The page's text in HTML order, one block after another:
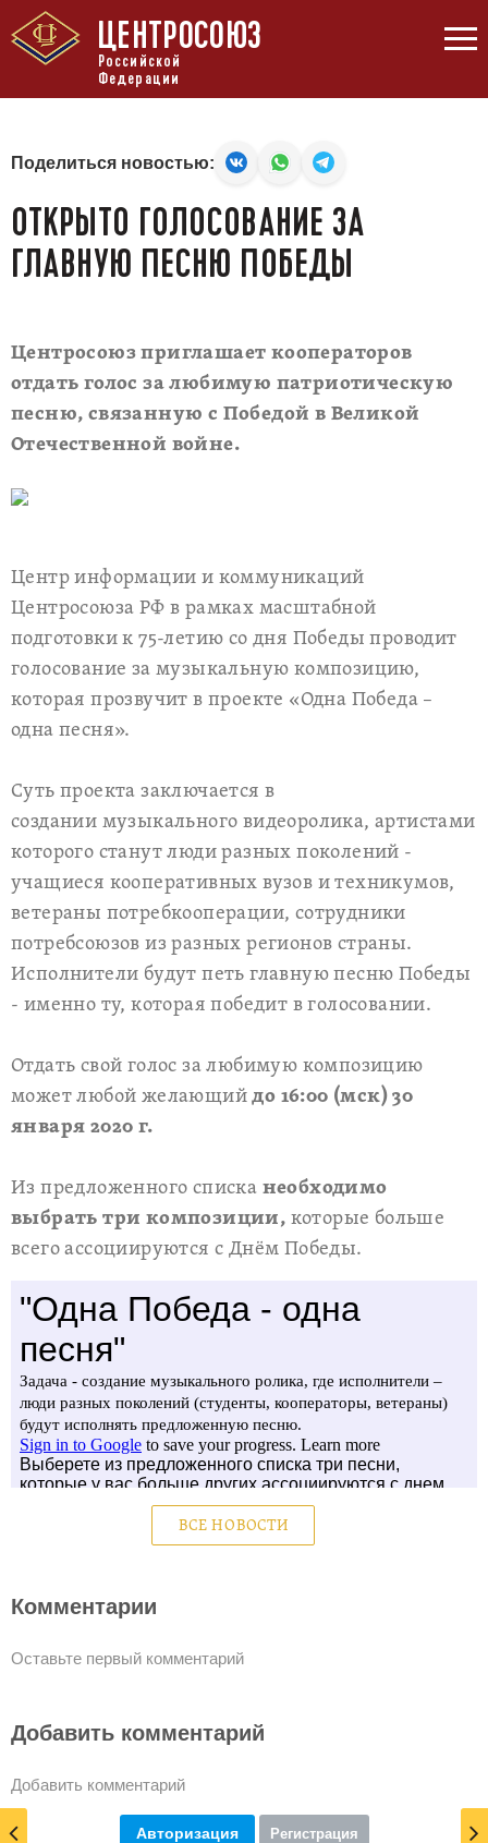
ЦЕНТРОСОЮЗ
Российской
Федерации
Поделиться новостью:
ОТКРЫТО ГОЛОСОВАНИЕ ЗА
ГЛАВНУЮ ПЕСНЮ ПОБЕДЫ
Центросоюз приглашает кооператоров
отдать голос за любимую патриотическую
песню, связанную с Победой в Великой
Отечественной войне.
Центр информации и коммуникаций
Центросоюза РФ в рамках масштабной
подготовки к 75-летию со дня Победы проводит
голосование за музыкальную композицию,
которая прозвучит в проекте «Одна Победа –
одна песня».
Суть проекта заключается в
создании музыкального видеоролика, артистами
которого станут люди разных поколений -
учащиеся кооперативных вузов и техникумов,
ветераны потребкооперации, сотрудники
потребсоюзов из разных регионов страны.
Исполнители будут петь главную песню Победы
- именно ту, которая победит в голосовании.
Отдать свой голос за любимую композицию
может любой желающийдо 16:00 (мск) 30
января 2020 г.
Из предложенного списка необходимо
выбрать три композиции, которые больше
всего ассоциируются с Днём Победы.
ВСЕ НОВОСТИ
Комментарии
Оставьте первый комментарий
Добавить комментарий
Добавить комментарий
Авторизация Регистрация